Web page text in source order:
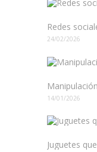
24/02/2026
14/01/2026